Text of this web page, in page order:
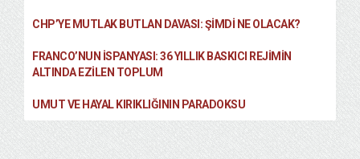
CHP’YE MUTLAK BUTLAN DAVASI: ŞİMDİ NE OLACAK?
FRANCO’NUN İSPANYASI: 36 YILLIK BASKICI REJIMIN
ALTINDA EZILEN TOPLUM
UMUT VE HAYAL KIRIKLIĞININ PARADOKSU